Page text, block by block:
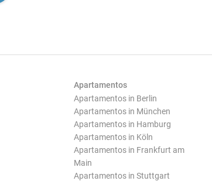
Apartamentos
Apartamentos in Berlin
Apartamentos in München
Apartamentos in Hamburg
Apartamentos in Köln
Apartamentos in Frankfurt am
Main
Apartamentos in Stuttgart